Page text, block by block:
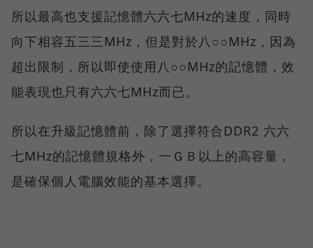
所以最高也支援記憶體六六七MHz的速度，同時
向下相容五三三MHz，但是對於八○○MHz，因為
超出限制，所以即使使用八○○MHz的記憶體，效
能表現也只有六六七MHz而已。
所以在升級記憶體前，除了選擇符合DDR2 六六
七MHz的記憶體規格外，一ＧＢ以上的高容量，
是確保個人電腦效能的基本選擇。